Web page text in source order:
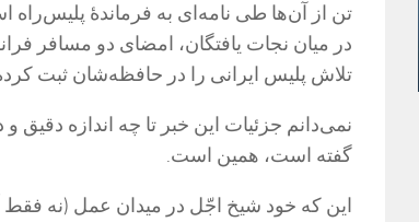
تن از آن‌ها طی نامه‌ای به فرماندۀ پلیس‌راه
در میان نجات یافتگان، امضای دو مسافر
تلاش پلیس ایرانی را در حافظه‌شان ثبت
نمی‌دانم جزئیات این خبر تا چه اندازه
گفته است، همین است.
این که خود شیخ اجّل در میدان عمل (نه